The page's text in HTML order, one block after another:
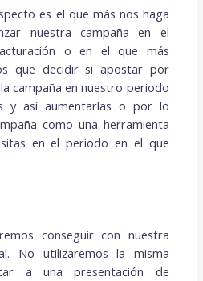
es el que más nos haga
nuestra campaña en el
o en el que más
que decidir si apostar por
campaña en nuestro periodo
y así aumentarlas o por lo
como una herramienta
en el periodo en el que
conseguir con nuestra
No utilizaremos la misma
a una presentación de